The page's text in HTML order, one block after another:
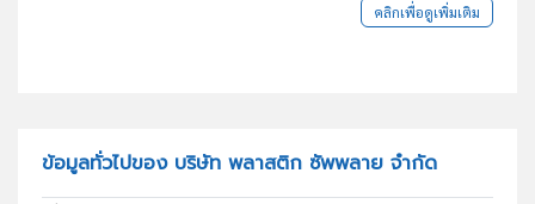
คลิกเพื่อดูเพิ่มเติม
ข้อมูลทั่วไปของ บริษัท พลาสติก ซัพพลาย จำกัด